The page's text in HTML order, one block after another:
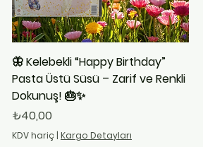
🦋 Kelebekli “Happy Birthday”
Pasta Üstü Süsü – Zarif ve Renkli
Dokunuş! 🎂✨
Fiyat
₺40,00
KDV hariç | Kargo Detayları